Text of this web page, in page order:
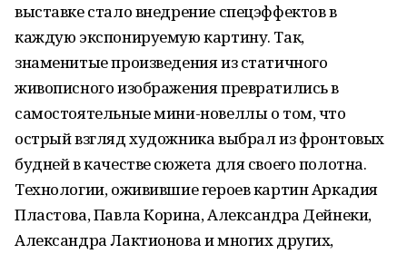
выставке стало внедрение спецэффектов в
каждую экспонируемую картину. Так,
знаменитые произведения из статичного
живописного изображения превратились в
самостоятельные мини-новеллы о том, что
острый взгляд художника выбрал из фронтовых
будней в качестве сюжета для своего полотна.
Технологии, оживившие героев картин Аркадия
Пластова, Павла Корина, Александра Дейнеки,
Александра Лактионова и многих других,